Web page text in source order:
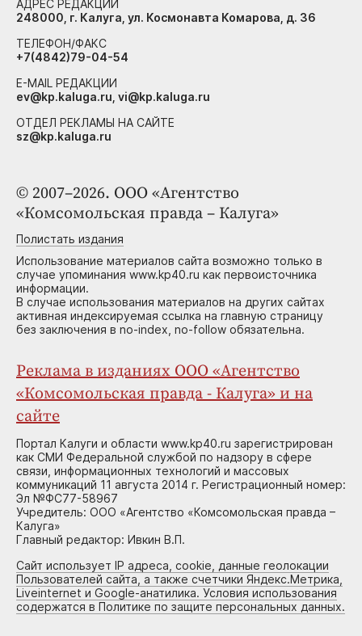
© 2007–2026. ООО «Агентство
«Комсомольская правда – Калуга»
Полистать издания
Использование материалов сайта возможно только в
случае упоминания www.kp40.ru как первоисточника
информации.
В случае использования материалов на других сайтах
активная индексируемая ссылка на главную страницу
без заключения в no-index, no-follow обязательна.
Реклама в изданиях ООО «Агентство
«Комсомольская правда - Калуга» и на
сайте
Портал Калуги и области www.kp40.ru зарегистрирован
как СМИ Федеральной службой по надзору в сфере
связи, информационных технологий и массовых
коммуникаций 11 августа 2014 г. Регистрационный номер:
Эл №ФС77-58967
Учредитель: ООО «Агентство «Комсомольская правда –
Калуга»
Главный редактор: Ивкин В.П.
Сайт использует IP адреса, cookie, данные геолокации
Пользователей сайта, а также счетчики Яндекс.Метрика,
Liveinternet и Google-анатилика. Условия использования
содержатся в Политике по защите персональных данных.
АДРЕС РЕДАКЦИИ
248000, г. Калуга, ул. Космонавта Комарова, д. 36
ТЕЛЕФОН/ФАКС
+7(4842)79-04-54
E-MAIL РЕДАКЦИИ
ev@kp.kaluga.ru, vi@kp.kaluga.ru
ОТДЕЛ РЕКЛАМЫ НА САЙТЕ
sz@kp.kaluga.ru